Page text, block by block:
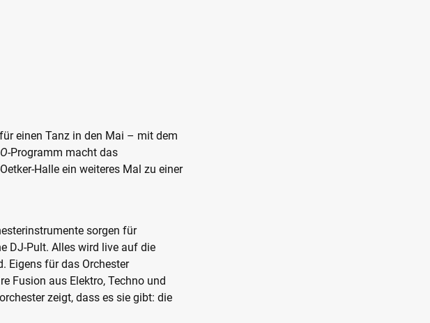
einen Tanz in den Mai – mit dem
-Programm macht das
Halle ein weiteres Mal zu einer
sorgen für
DJ-Pult. Alles wird live auf die
Eigens für das Orchester
Fusion aus Elektro, Techno und
zeigt, dass es sie gibt: die